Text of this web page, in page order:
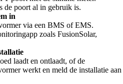
de poort al in gebruik is.
in
via een BMS of EMS.
zoals FusionSolar,
laadt en ontlaadt, of de
werkt en meld de installatie aan